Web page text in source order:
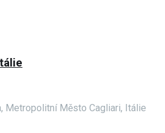
Metropolitní Město Cagliari, Itálie